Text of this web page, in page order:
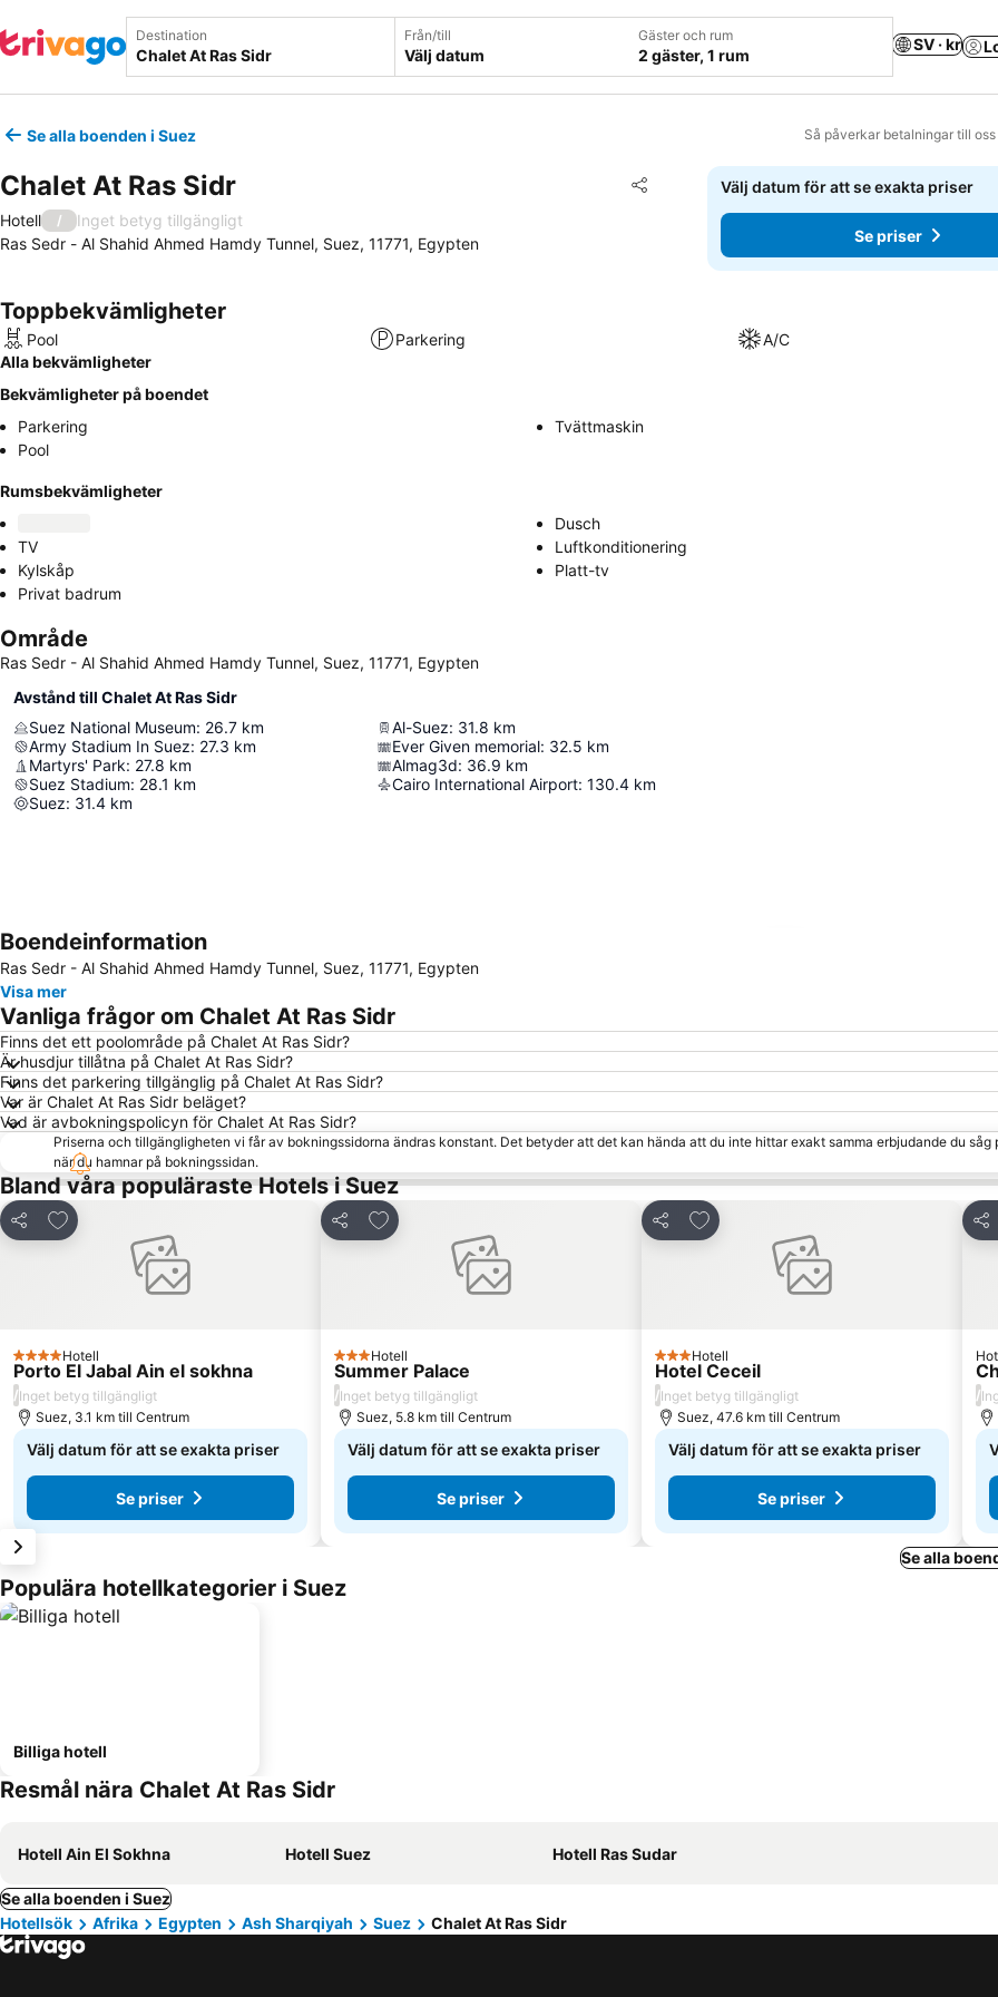
Destination Från/till
Välj datum
Gäster och rum
2 gäster, 1 rum
SV · kr
Se alla boenden i Suez Så påverkar betalningar till
Chalet At Ras Sidr Dela
Lägg till i Mina Favoriter
Hotell /
Inget betyg tillgängligt
Ras Sedr - Al Shahid Ahmed Hamdy Tunnel, Suez, 11771, Egypten
Välj datum för att se exakta priser
Se priser
Toppbekvämligheter
Pool Parkering
A/C
Alla bekvämligheter
Bekvämligheter på boendet
Parkering
Tvättmaskin
Pool
Rumsbekvämligheter
Dusch
TV
Luftkonditionering
Kylskåp
Platt-tv
Privat badrum
Område
Ras Sedr - Al Shahid Ahmed Hamdy Tunnel, Suez, 11771, Egypten
Avstånd till Chalet At Ras Sidr
Suez National Museum: 26.7 km
Army Stadium In Suez: 27.3 km
Martyrs' Park: 27.8 km
Suez Stadium: 28.1 km
Suez: 31.4 km
Al-Suez: 31.8 km
Ever Given memorial: 32.5 km
Almag3d: 36.9 km
Cairo International Airport: 130.4 km
Boendeinformation
Ras Sedr - Al Shahid Ahmed Hamdy Tunnel, Suez, 11771, Egypten
Visa mer
Vanliga frågor om Chalet At Ras Sidr
Finns det ett poolområde på Chalet At Ras Sidr?
Är husdjur tillåtna på Chalet At Ras Sidr?
Finns det parkering tillgänglig på Chalet At Ras Sidr?
Var är Chalet At Ras Sidr beläget?
Vad är avbokningspolicyn för Chalet At Ras Sidr?
Priserna och tillgängligheten vi får av bokningssidorna ändras konstant. Det betyder att det kan hända att du inte hittar exakt samma erbjudande du såg
när du hamnar på bokningssidan.
Bland våra populäraste Hotels i Suez
Dela
Lägg till i Mina Favoriter
4 Stjärnor
Hotell
Porto El Jabal Ain el sokhna
/Inget betyg tillgängligt
Suez, 3.1 km till Centrum
Välj datum för att se exakta priser
Se priser
Dela
Lägg till i Mina Favoriter
3 Stjärnor
Hotell
Summer Palace
/Inget betyg tillgängligt
Suez, 5.8 km till Centrum
Välj datum för att se exakta priser
Se priser
Dela
Lägg till i Mina Favoriter
3 Stjärnor
Hotell
Hotel Ceceil
/Inget betyg tillgängligt
Suez, 47.6 km till Centrum
Välj datum för att se exakta priser
Se priser
Dela
/
Se alla
Populära hotellkategorier i Suez
Billiga hotell
Resmål nära Chalet At Ras Sidr
Hotell Ain El Sokhna Hotell Suez Hotell Ras Sudar
Se alla boenden i Suez
Hotellsök
Afrika Egypten Ash Sharqiyah Suez Chalet At Ras Sidr